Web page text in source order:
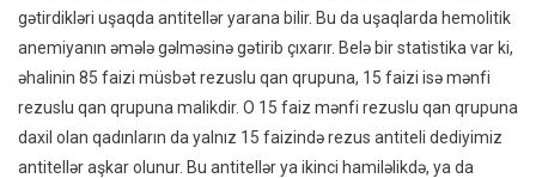
gətirdikləri uşaqda antitellər yarana bilir. Bu da uşaqlarda hemolitik
anemiyanın əmələ gəlməsinə gətirib çıxarır. Belə bir statistika var ki,
əhalinin 85 faizi müsbət rezuslu qan qrupuna, 15 faizi isə mənfi
rezuslu qan qrupuna malikdir. O 15 faiz mənfi rezuslu qan qrupuna
daxil olan qadınların da yalnız 15 faizində rezus antiteli dediyimiz
antitellər aşkar olunur. Bu antitellər ya ikinci hamiləlikdə, ya da